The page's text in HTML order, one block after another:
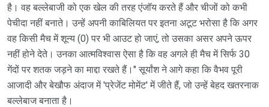
है। वह बल्लेबाजी को एक खेल की तरह एंजॉय करते हैं और चीजों को कभी
पेचीदा नहीं बनाते। उन्हें अपनी काबिलियत पर इतना अटूट भरोसा है कि अगर
वह किसी मैच में शून्य (0) पर भी आउट हो जाएं, तो उसका असर अपने ऊपर
नहीं होने देते। उनका आत्मविश्वास ऐसा है कि वह अगले ही मैच में सिर्फ 30
गेंदों पर शतक जड़ने का माद्दा रखते हैं।" सूर्यांश ने आगे कहा कि वैभव पूरी
आजादी और बेखौफ अंदाज में 'प्रेजेंट मोमेंट' में जीते हैं, जो उन्हें बेहद खतरनाक
बल्लेबाज बनाता है।